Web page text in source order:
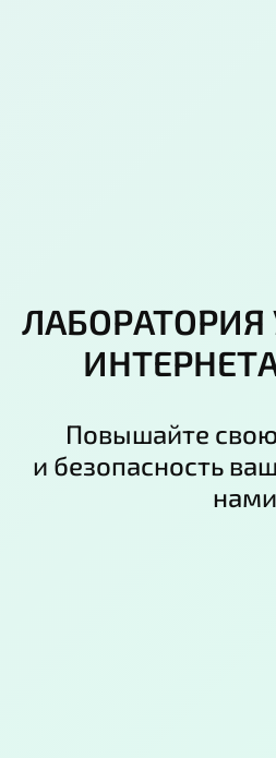
ЛАБОРАТОРИЯ
Повышайте
и безопасность
нами